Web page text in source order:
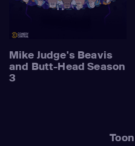
Mike Judge's Beavis
and Butt-Head Season
3